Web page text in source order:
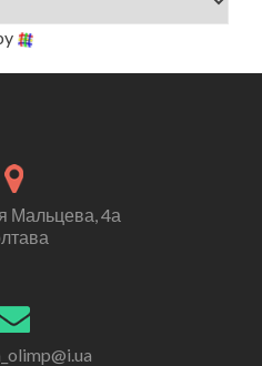
Мальцева, 4а